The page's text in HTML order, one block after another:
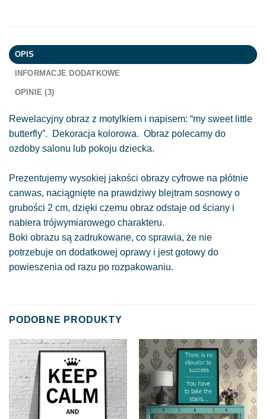
OPIS
INFORMACJE DODATKOWE
OPINIE (3)
Rewelacyjny obraz z motylkiem i napisem: “my sweet little
butterfly”. Dekoracja kolorowa. Obraz polecamy do
ozdoby salonu lub pokoju dziecka.
Prezentujemy wysokiej jakości obrazy cyfrowe na płótnie
canwas, naciągnięte na prawdziwy blejtram sosnowy o
grubości 2 cm, dzięki czemu obraz odstaje od ściany i
nabiera trójwymiarowego charakteru.
Boki obrazu są zadrukowane, co sprawia, że nie
potrzebuje on dodatkowej oprawy i jest gotowy do
powieszenia od razu po rozpakowaniu.
PODOBNE PRODUKTY